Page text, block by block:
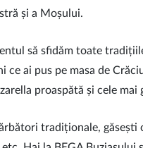
și a Moșului.
să sfidăm toate
ce ai pus pe masa de
proaspătă și cele
tradiționale, găsești